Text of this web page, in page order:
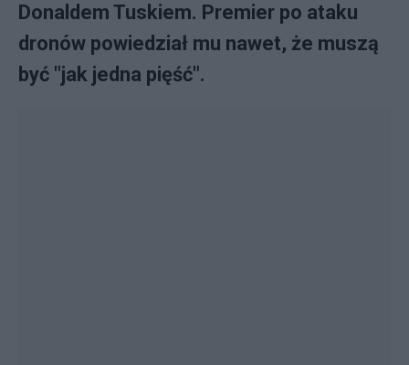
Donaldem Tuskiem. Premier po ataku
dronów powiedział mu nawet, że muszą
być "jak jedna pięść".